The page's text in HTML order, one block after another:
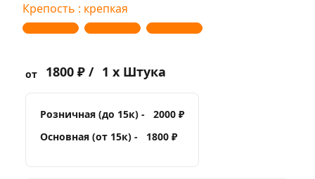
Крепость : крепкая
от 1800 ₽ / 1 x Штука
Розничная (до 15к) -
2000 ₽
Основная (от 15к) -
1800 ₽